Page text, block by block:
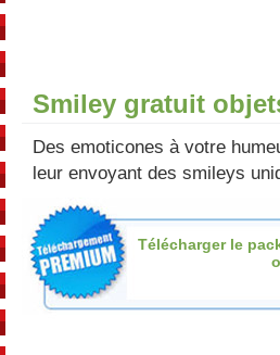
Smiley gratuit
Des emoticones à votre
leur envoyant des smileys
Télécharger le